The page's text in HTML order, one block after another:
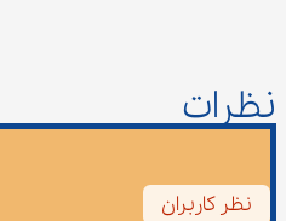
نظرات
نظر کاربران